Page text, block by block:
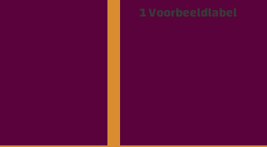
1Voorbeeldlabel